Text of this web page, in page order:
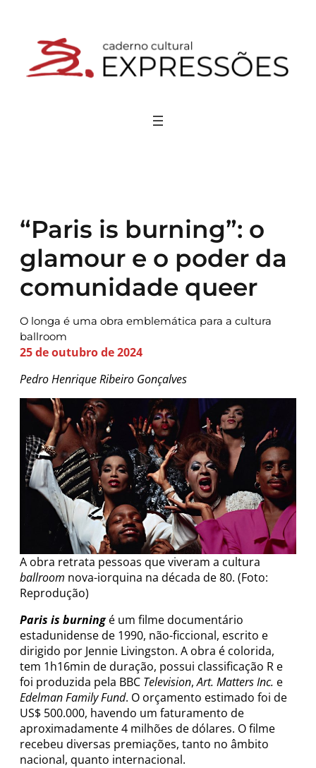
conteúdo
“Paris is burning”: o
glamour e o poder da
comunidade queer
O longa é uma obra emblemática para a cultura
ballroom
25 de outubro de 2024
Pedro Henrique Ribeiro Gonçalves
A obra retrata pessoas que viveram a cultura
ballroom nova-iorquina na década de 80. (Foto:
Reprodução)
Paris is burningé um filme documentário
estadunidense de 1990, não-ficcional, escrito e
dirigido por Jennie Livingston. A obra é colorida,
tem 1h16min de duração, possui classificação R e
foi produzida pela BBC Television,Art. Matters Inc. e
Edelman Family Fund. O orçamento estimado foi de
US$ 500.000, havendo um faturamento de
aproximadamente 4 milhões de dólares. O filme
recebeu diversas premiações, tanto no âmbito
nacional, quanto internacional.